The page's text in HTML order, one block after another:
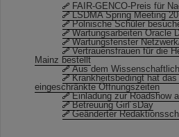
FAIR-GENCO-Preis für
LSDMA Spring Meeting
Polnische Schüler
Wartungsarbeiten Oracle
Wartungsfenster
Vertrauensfrauen für die
Mainz bestellt
Aus dem
Krankheitsbedingt hat
eingeschränkte Öffnungszeiten
Einladung zur Roadshow
Betreuung Girl´sDay
Geänderter